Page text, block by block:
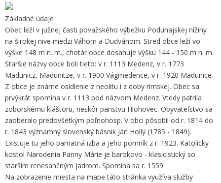
Základné údaje
Obec leží v južnej časti považského výbežku Podunajskej nížiny
na širokej nive medzi Váhom a Dudváhom. Stred obce leží vo
výške 148 m n. m., chotár obce dosahuje výšku 144 - 150 m n. m.
Staršie názvy obce boli tieto: v r. 1113 Medenz, v r. 1773
Madunicz, Madunitze, v r. 1900 Vágmedence, v r. 1920 Madunice.
Z obce je známe osídlenie z neolitu i z doby rímskej. Obec sa
prvýkrát spomína v r. 1113 pod názvom Medenz. Vtedy patrila
zoborskému kláštoru, neskôr panstvu Hlohovec. Obyvateľstvo sa
zaoberalo predovšetkým poľnohosp. V obci pôsobil od r. 1814 do
r. 1843 významný slovenský básnik Ján Hollý (1785 - 1849).
Existuje tu jeho pamätná izba a jeho pomník z r. 1923. Katolícky
kostol Narodenia Panny Márie je barokovo - klasicistický so
starším renesančným jadrom. Spomína sa r. 1559.
Na zobrazenie miesta na mape táto stránka využíva služby